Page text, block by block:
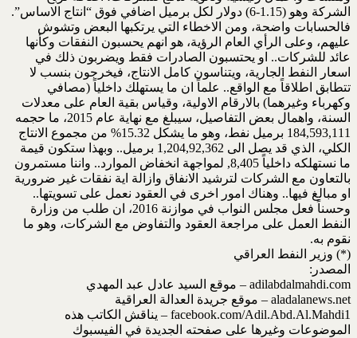
الشركة وهو (1.15-6) دولار لكل برميل اضافي فوق “انتاج الاساس”.
فالحسابات واضحة، ومن الاخطاء التي يرتكبها البعض وتشوش
عليهم، وعلى الرأي العام الرؤية، هو انهم يحسبون النفقات وكأنها
عائد للشركات.. او يحتسبون الصادرات فقط ويضربون ذلك في
اسعار النفط الجارية، ويتناسون كامل الانتاج، فيخرجون بنسب لا
تتطابق اطلاقاً مع الواقع.. علماً ان ما يستهلك داخلياً (مصافي
وكهرباء وغيرهما) بالارقام الاولية، وقياس بقية العام على معدلات
السنة، واهمال بعض التفاصيل، سيبلغ مع نهاية عام 2015، ما حجمه
184,593,111 برميل نفط، وهو ما يشكل 15.32% من مجموع الانتاج
الكلي، الذي قد يصل الى 1,204,92,362 برميل.. وبهذا ستكون قيمة
ما نستهلكه داخلياً 8,405, لمواجهة انخفاض الموارد.. واننا مستمرون
بالتعاون مع الشركات لترشيد الانفاق وازالة اية نفقات غير ضرورية
او مبالغ فيها.. وهناك امور اخرى في العقود نعمل على تسويتها..
وحسناً فعل مجلس النواب في موازنة 2016، ان طلب من وزارة
النفط العمل على مراجعة العقود والتفاوض مع الشركات، وهو ما
نقوم به.
(*) وزير النفط العراقي
المصدر:
adilabdalmahdi.com – موقع السيد عادل عبد المهدي
aladalanews.net – موقع جريدة العدالة العراقية
facebook.com/Adil.Abd.Al.Mahdi1 – يناقش الكاتب هذه
الموضوعات وغيرها على صفحته الجديدة في الفيسبوك